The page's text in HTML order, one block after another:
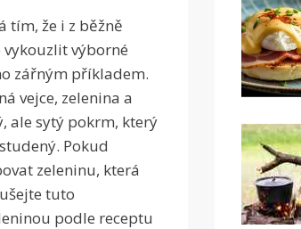
tím, že i z běžně
výborné
zářným příkladem.
vejce, zelenina a
ale sytý pokrm, který
Pokud
zeleninu, která
tuto
podle receptu